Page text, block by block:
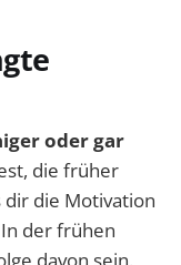
oder gar
die früher
die Motivation
der frühen